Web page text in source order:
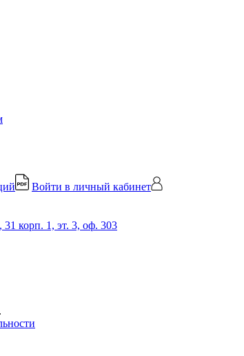
Войти в личный кабинет
корп. 1, эт. 3, оф. 303